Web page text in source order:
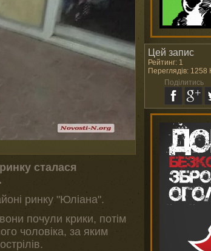
сталася
ринку "Юліана".
почули крики, потім
чоловіка, за яким
Цей запис
Рейтинг: 1
Переглядів: 1258
Поділитись